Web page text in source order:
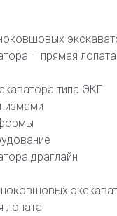
– прямая лопата
типа ЭКГ
драглайн
лопата